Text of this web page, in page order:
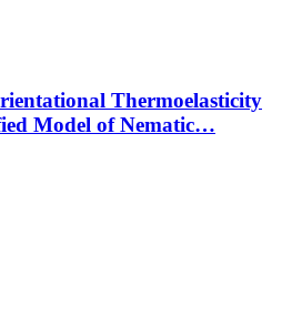
Thermoelasticity
Model of Nematic…